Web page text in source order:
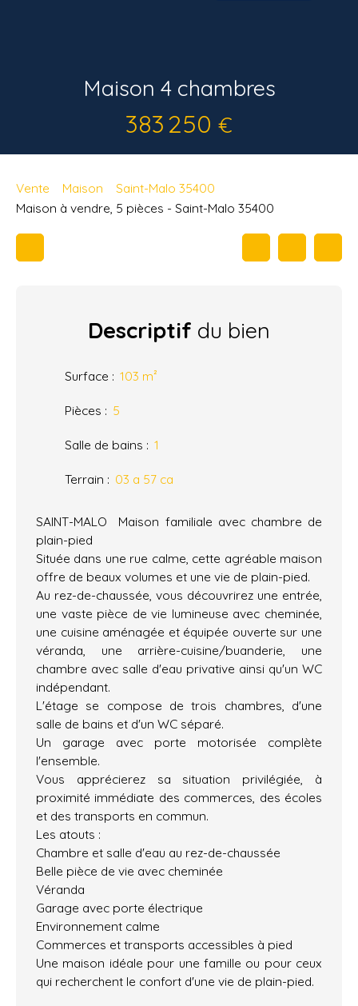
Maison 4 chambres
383 250 €
Vente Maison
Saint-Malo 35400
Maison à vendre, 5 pièces - Saint-Malo 35400
Descriptif du bien
Surface : 103 m²
Pièces : 5
Salle de bains : 1
Terrain : 03 a 57 ca
SAINT-MALO  Maison familiale avec chambre de
plain-pied
Située dans une rue calme, cette agréable maison
offre de beaux volumes et une vie de plain-pied.
Au rez-de-chaussée, vous découvrirez une entrée,
une vaste pièce de vie lumineuse avec cheminée,
une cuisine aménagée et équipée ouverte sur une
véranda, une arrière-cuisine/buanderie, une
chambre avec salle d'eau privative ainsi qu'un WC
indépendant.
L'étage se compose de trois chambres, d'une
salle de bains et d'un WC séparé.
Un garage avec porte motorisée complète
l'ensemble.
Vous apprécierez sa situation privilégiée, à
proximité immédiate des commerces, des écoles
et des transports en commun.
Les atouts :
Chambre et salle d'eau au rez-de-chaussée
Belle pièce de vie avec cheminée
Véranda
Garage avec porte électrique
Environnement calme
Commerces et transports accessibles à pied
Une maison idéale pour une famille ou pour ceux
qui recherchent le confort d'une vie de plain-pied.